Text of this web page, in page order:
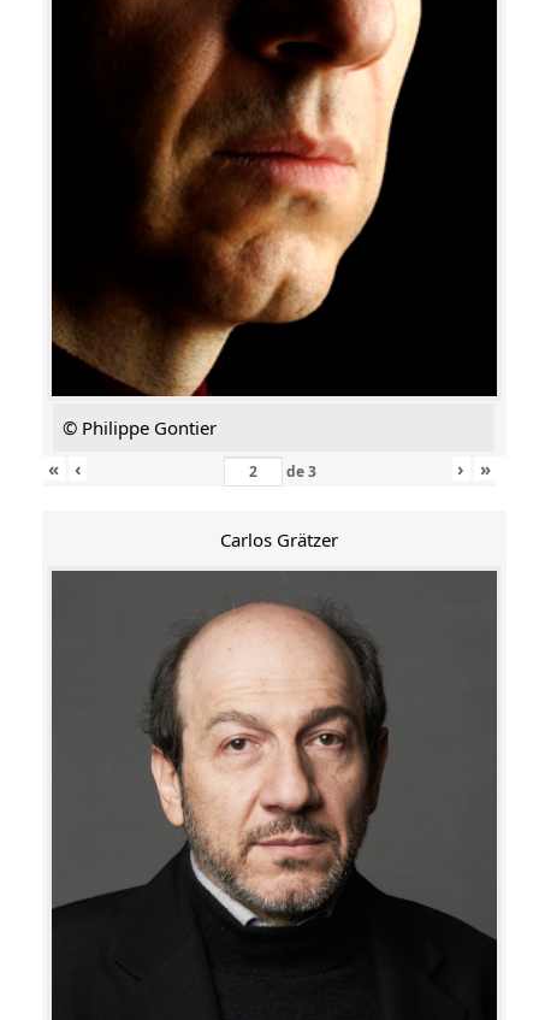
© Philippe Gontier
«
‹ de3 › »
Carlos Grätzer